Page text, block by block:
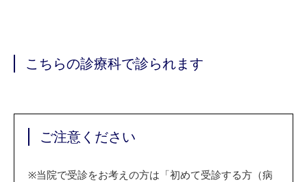
こちらの診療科で診られます
ご注意ください
※当院で受診をお考えの方は「初めて受診する方（病